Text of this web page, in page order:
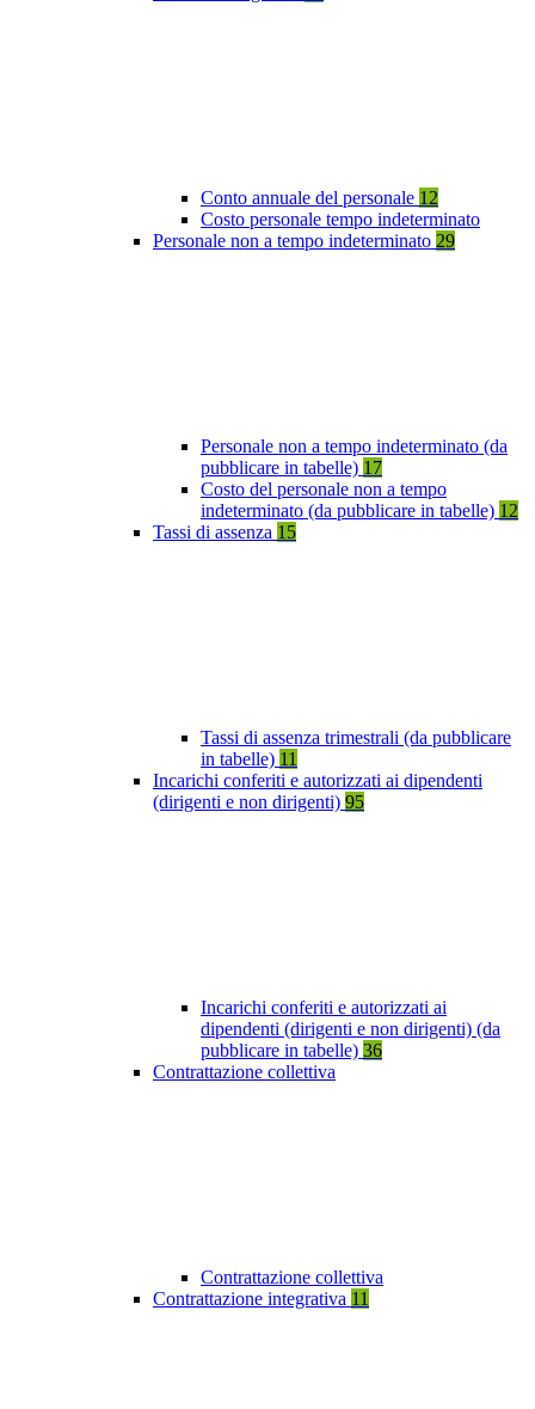
Conto annuale del personale 12
Costo personale tempo indeterminato
Personale non a tempo indeterminato 29
Personale non a tempo indeterminato (da
pubblicare in tabelle) 17
Costo del personale non a tempo
indeterminato (da pubblicare in tabelle) 12
Tassi di assenza 15
Tassi di assenza trimestrali (da pubblicare
in tabelle) 11
Incarichi conferiti e autorizzati ai dipendenti
(dirigenti e non dirigenti) 95
Incarichi conferiti e autorizzati ai
dipendenti (dirigenti e non dirigenti) (da
pubblicare in tabelle) 36
Contrattazione collettiva
Contrattazione collettiva
Contrattazione integrativa 11